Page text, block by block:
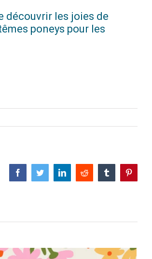
découvrir les joies de
poneys pour les
FacebookTwitterLinkedInReddit Tumblr